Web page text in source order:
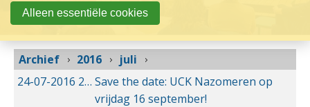
Archief 2016
juli
24-07-2016 24-07-2016 10:24
Save the date: UCK Nazomeren op
vrijdag 16 september!
Over UCK
Alleen essentiële cookies